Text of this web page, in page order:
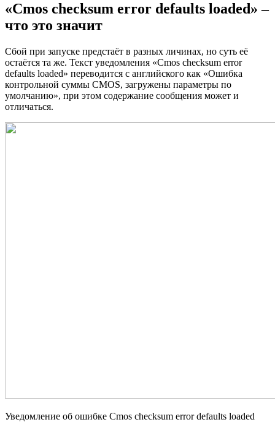
«Cmos checksum error defaults loaded» –
что это значит
Сбой при запуске предстаёт в разных личинах, но суть её
остаётся та же. Текст уведомления «Cmos checksum error
defaults loaded» переводится с английского как «Ошибка
контрольной суммы CMOS, загружены параметры по
умолчанию», при этом содержание сообщения может и
отличаться.
Уведомление об ошибке Cmos checksum error defaults loaded